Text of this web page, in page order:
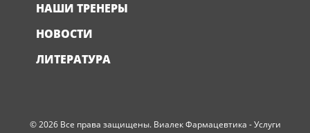
НАШИ ТРЕНЕРЫ
НОВОСТИ
ЛИТЕРАТУРА
© 2026 Все права защищены. Виалек Фармацевтика - Услуги